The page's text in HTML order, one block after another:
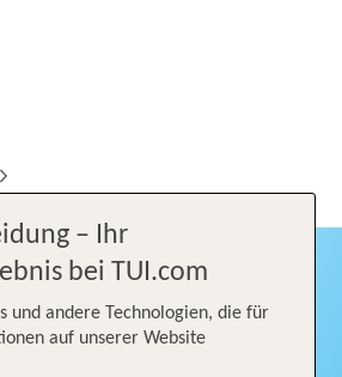
nach Hamburg
von Teneriffa
finden!
– Ihr
bei TUI.com
und andere Technologien, die für
auf unserer Website